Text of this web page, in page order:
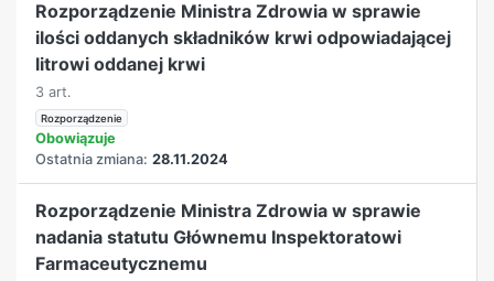
Rozporządzenie Ministra Zdrowia w sprawie
ilości oddanych składników krwi odpowiadającej
litrowi oddanej krwi
3 art.
Rozporządzenie
Obowiązuje
Ostatnia zmiana: 28.11.2024
Rozporządzenie Ministra Zdrowia w sprawie
nadania statutu Głównemu Inspektoratowi
Farmaceutycznemu